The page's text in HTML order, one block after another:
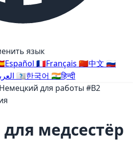
язык
Español 🇫🇷Français 🇨🇳中文 🇷🇺
🇰🇷한국어 🇮🇳हिन्दी
для работы #B2
медсестёр